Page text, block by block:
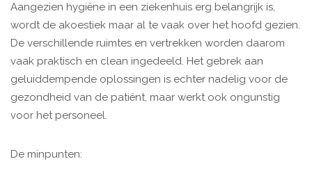
Aangezien hygiëne in een ziekenhuis erg belangrijk is,
wordt de akoestiek maar al te vaak over het hoofd gezien.
De verschillende ruimtes en vertrekken worden daarom
vaak praktisch en clean ingedeeld. Het gebrek aan
geluiddempende oplossingen is echter nadelig voor de
gezondheid van de patiënt, maar werkt ook ongunstig
voor het personeel.
De minpunten: